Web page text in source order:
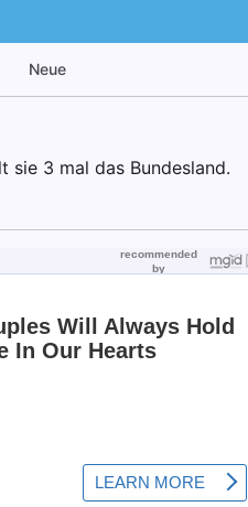
Neue
3 mal das Bundesland.